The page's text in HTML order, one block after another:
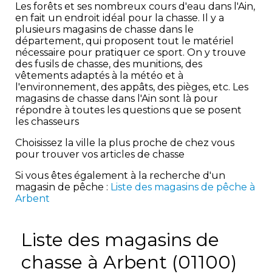
Les forêts et ses nombreux cours d'eau dans l'Ain,
en fait un endroit idéal pour la chasse. Il y a
plusieurs magasins de chasse dans le
département, qui proposent tout le matériel
nécessaire pour pratiquer ce sport. On y trouve
des fusils de chasse, des munitions, des
vêtements adaptés à la météo et à
l'environnement, des appâts, des pièges, etc. Les
magasins de chasse dans l'Ain sont là pour
répondre à toutes les questions que se posent
les chasseurs
Choisissez la ville la plus proche de chez vous
pour trouver vos articles de chasse
Si vous êtes également à la recherche d'un
magasin de pêche : Liste des magasins de pêche à
Arbent
Liste des magasins de
chasse à Arbent (01100)